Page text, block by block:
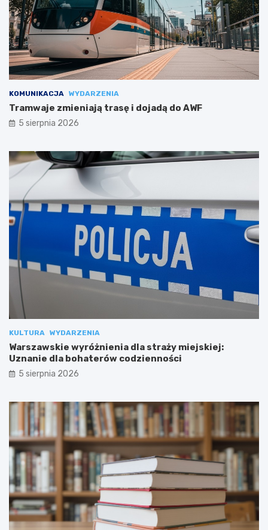
KOMUNIKACJA WYDARZENIA
Tramwaje zmieniają trasę i dojadą do AWF
5 sierpnia 2026
KULTURA WYDARZENIA
Warszawskie wyróżnienia dla straży miejskiej:
Uznanie dla bohaterów codzienności
5 sierpnia 2026